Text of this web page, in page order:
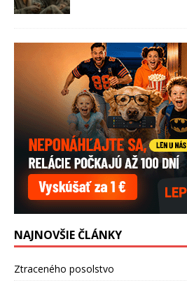
NAJNOVŠIE ČLÁNKY
Ztraceného posolstvo